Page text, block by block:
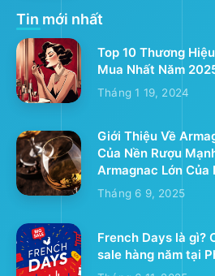
Tin mới nhất
Top 10 Thương
Mua Nhất Năm
Tháng 1 19, 2024
Giới Thiệu Về
Của Nền Rượu
Armagnac Lớn Của
Tháng 6 9, 2025
French Days là gì?
sale hàng năm tại